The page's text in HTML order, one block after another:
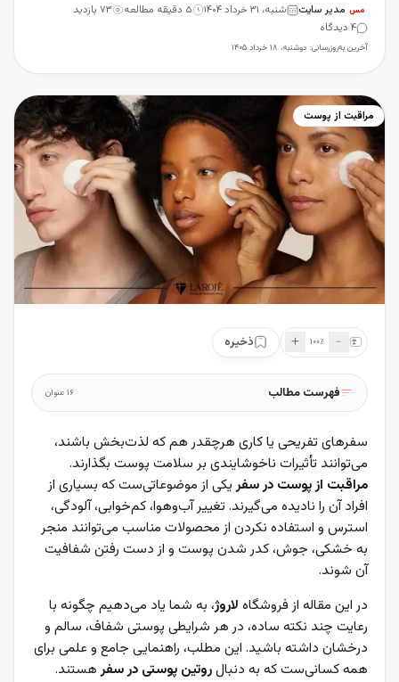
مس مدیر سایت شنبه، ۳۱ خرداد ۱۴۰۴ ۵ دقیقه مطالعه ۷۳ بازدید
۴دیدگاه
آخرین به‌روزرسانی: دوشنبه، ۱۸ خرداد ۱۴۰۵
مراقبت از پوست
﹣ ۱۰۰٪ ＋ ذخیره
فهرست مطالب ۱۶ عنوان
سفرهای تفریحی یا کاری هرچقدر هم که لذت‌بخش باشند،
می‌توانند تأثیرات ناخوشایندی بر سلامت پوست بگذارند.
مراقبت از پوست در سفریکی از موضوعاتی‌ست که بسیاری از
افراد آن را نادیده می‌گیرند. تغییر آب‌وهوا، کم‌خوابی، آلودگی،
استرس و استفاده نکردن از محصولات مناسب می‌توانند منجر
به خشکی، جوش، کدر شدن پوست و از دست رفتن شفافیت
آن شوند.
در این مقاله از فروشگاه لاروژ، به شما یاد می‌دهیم چگونه با
رعایت چند نکته ساده، در هر شرایطی پوستی شفاف، سالم و
درخشان داشته باشید. این مطلب، راهنمایی جامع و علمی برای
همه کسانی‌ست که به دنبالروتین پوستی در سفرهستند.